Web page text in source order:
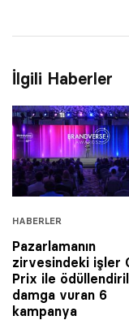
İlgili Haberler
HABERLER
Pazarlamanın
zirvesindeki işler
Prix ile
damga vuran 6
kampanya